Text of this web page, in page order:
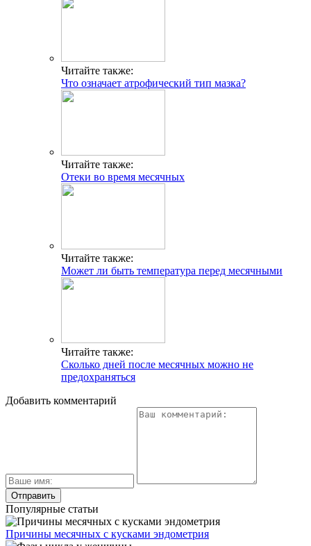
Читайте также:
Что означает атрофический тип мазка?
Читайте также:
Отеки во время месячных
Читайте также:
Может ли быть температура перед месячными
Читайте также:
Сколько дней после месячных можно не
предохраняться
Добавить комментарий
Популярные статьи
Причины месячных с кусками эндометрия